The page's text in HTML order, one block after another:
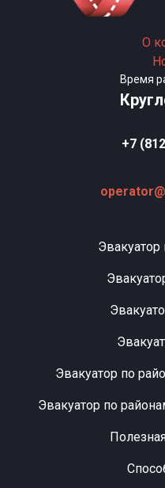
О
Время
+7
Эвакуатор
Эвакуатор по
Эвакуатор по